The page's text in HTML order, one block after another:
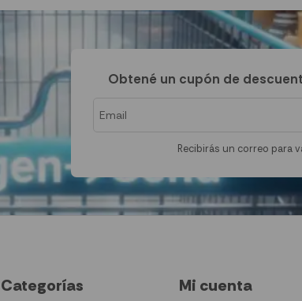
Obtené un cupón de
Recibirás un correo para
Categorías Mi cuenta